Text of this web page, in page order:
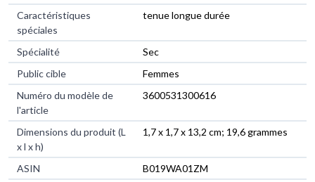
Caractéristiques
spéciales
‎tenue longue durée
Spécialité
‎Sec
Public cible
‎Femmes
Numéro du modèle de
l'article
‎3600531300616
Dimensions du produit (L
x l x h)
‎1,7 x 1,7 x 13,2 cm; 19,6 grammes
ASIN
‎B019WA01ZM